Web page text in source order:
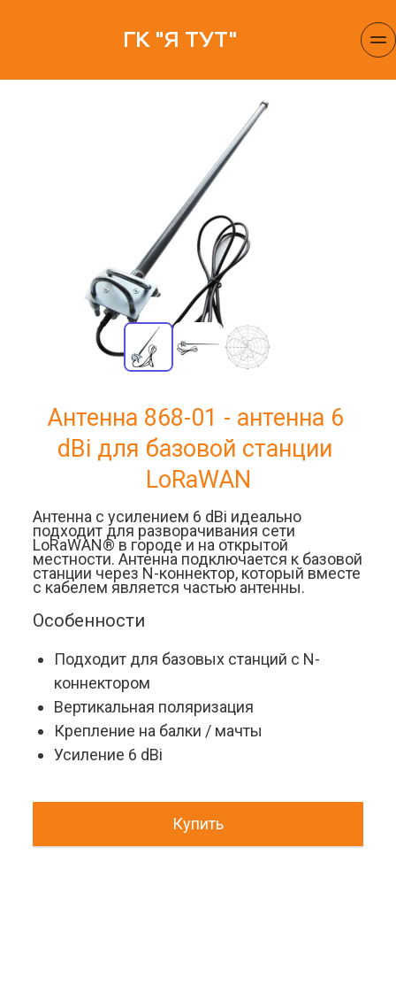
ГК "Я ТУТ"
Антенна 868-01 - антенна 6
dBi для базовой станции
LoRaWAN
Антенна с усилением 6 dBi идеально
подходит для разворачивания сети
LoRaWAN® в городе и на открытой
местности. Антенна подключается к базовой
станции через N-коннектор, который вместе
с кабелем является частью антенны.
Особенности
Подходит для базовых станций с N-
коннектором
Вертикальная поляризация
Крепление на балки / мачты
Усиление 6 dBi
Купить